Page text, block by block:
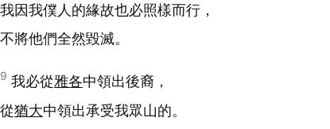
我因我僕人的緣故也必照樣而行，
不將他們全然毀滅。
9 我必從雅各中領出後裔，
從猶大中領出承受我眾山的。